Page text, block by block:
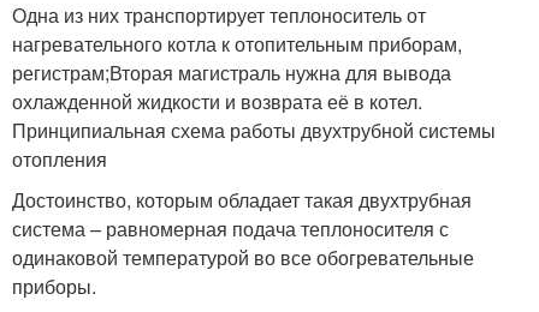
Одна из них транспортирует теплоноситель от
нагревательного котла к отопительным приборам,
регистрам;Вторая магистраль нужна для вывода
охлажденной жидкости и возврата её в котел.
Принципиальная схема работы двухтрубной системы
отопления
Достоинство, которым обладает такая двухтрубная
система – равномерная подача теплоносителя с
одинаковой температурой во все обогревательные
приборы.